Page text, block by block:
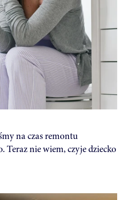
na czas remontu
Teraz nie wiem, czyje dziecko